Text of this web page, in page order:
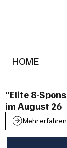
HOME
"Elite 8-
im August 26
Mehr erfahren